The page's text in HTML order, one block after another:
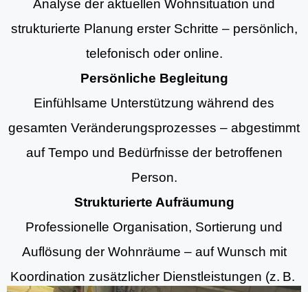
Analyse der aktuellen Wohnsituation und
strukturierte Planung erster Schritte – persönlich,
telefonisch oder online.
Persönliche Begleitung
Einfühlsame Unterstützung während des
gesamten Veränderungsprozesses – abgestimmt
auf Tempo und Bedürfnisse der betroffenen
Person.
Strukturierte Aufräumung
Professionelle Organisation, Sortierung und
Auflösung der Wohnräume – auf Wunsch mit
Koordination zusätzlicher Dienstleistungen (z. B.